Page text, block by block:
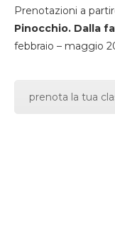
Prenotazioni a
Pinocchio. Dalla
febbraio – maggio
prenota la tua